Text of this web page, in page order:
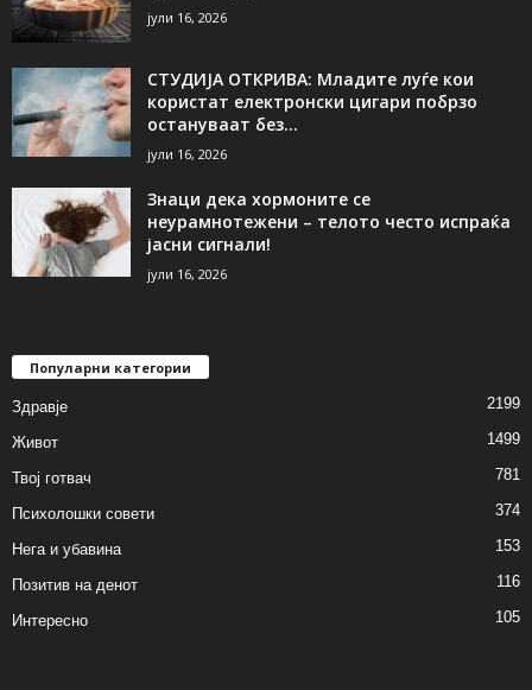
јули 16, 2026
СТУДИЈА ОТКРИВА: Младите луѓе кои
користат електронски цигари побрзо
остануваат без...
јули 16, 2026
Знаци дека хормоните се
неурамнотежени – телото често испраќа
јасни сигнали!
јули 16, 2026
Популарни категории
Здравје 2199
Живот 1499
Твој готвач 781
Психолошки совети 374
Нега и убавина 153
Позитив на денот 116
Интересно 105